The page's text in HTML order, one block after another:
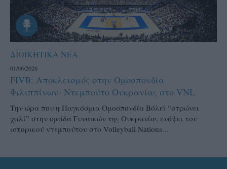
ΔΙΟΙΚΗΤΙΚΑ ΝΕΑ
01/06/2026
FIVB: Αποκλεισμός στην Ομοσπονδία
Φιλιππίνων- Ντεμπούτο Ουκρανίας στο VNL
Την ώρα που η Παγκόσμια Ομοσπονδία Βόλεϊ “στρώνει
χαλί” στην ομάδα Γυναικών της Ουκρανίας ενόψει του
ιστορικού ντεμπούτου στο Volleyball Nations...